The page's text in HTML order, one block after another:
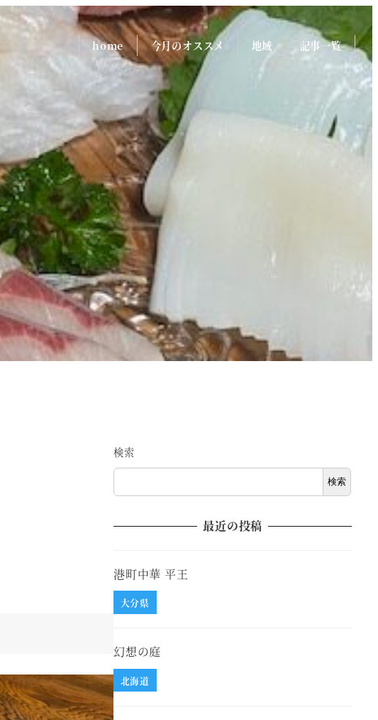
home 今月のオススメ 地域 記事一覧
検索
検索
最近の投稿
港町中華 平王
大分県
幻想の庭
北海道